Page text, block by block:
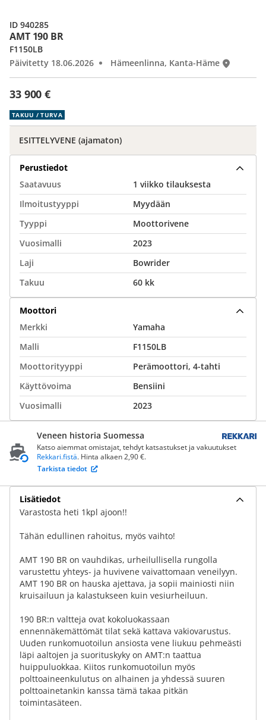
AMT 190 BR
33 900 €
F1150LB
Päivitetty 18.06.2026
Hämeenlinna, Kanta-Häme
ID 940285
TAKUU / TURVA
ESITTELYVENE (ajamaton)
Perustiedot
Saatavuus
1 viikko tilauksesta
Ilmoitustyyppi
Myydään
Tyyppi
Moottorivene
Vuosimalli
2023
Laji
Bowrider
Takuu
60 kk
Moottori
Merkki
Yamaha
Malli
F1150LB
Moottorityyppi
Perämoottori, 4-tahti
Käyttövoima
Bensiini
Vuosimalli
2023
Veneen historia Suomessa
Katso aiemmat omistajat, tehdyt katsastukset ja vakuutukset
Rekkari.fistä. Hinta alkaen 2,90 €.
Tarkista tiedot
Lisätiedot
Varastosta heti 1kpl ajoon!!
Tähän edullinen rahoitus, myös vaihto!
AMT 190 BR on vauhdikas, urheilullisella rungolla
varustettu yhteys- ja huvivene vaivattomaan veneilyyn.
AMT 190 BR on hauska ajettava, ja sopii mainiosti niin
kruisailuun ja kalastukseen kuin vesiurheiluun.
190 BR:n valtteja ovat kokoluokassaan
ennennäkemättömät tilat sekä kattava vakiovarustus.
Uuden runkomuotoilun ansiosta vene liukuu pehmeästi
läpi aaltojen ja suorituskyky on AMT:n taattua
huippuluokkaa. Kiitos runkomuotoilun myös
polttoaineenkulutus on alhainen ja yhdessä suuren
polttoainetankin kanssa tämä takaa pitkän
toimintasäteen.